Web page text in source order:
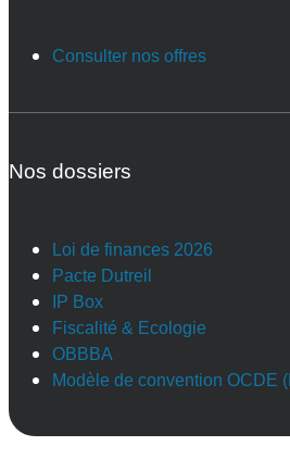
Consulter nos offres
Nos dossiers
Loi de finances 2026
Pacte Dutreil
IP Box
Fiscalité & Ecologie
OBBBA
Modèle de convention OCDE